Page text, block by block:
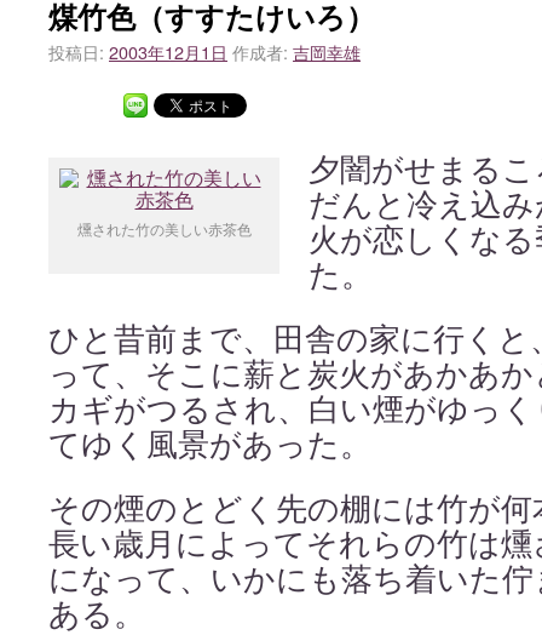
煤竹色（すすたけいろ）
投稿日: 2003年12月1日 作成者: 吉岡幸雄
燻された竹の美しい赤茶色
夕闇がせまる
だんと冷え込
火が恋しくな
た。
ひと昔前まで、田舎の家に行く
って、そこに薪と炭火があかあ
カギがつるされ、白い煙がゆっ
てゆく風景があった。
その煙のとどく先の棚には竹が
長い歳月によってそれらの竹は
になって、いかにも落ち着いた
ある。